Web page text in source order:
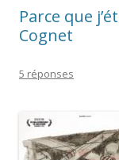
Parce que
Cognet
5 réponses